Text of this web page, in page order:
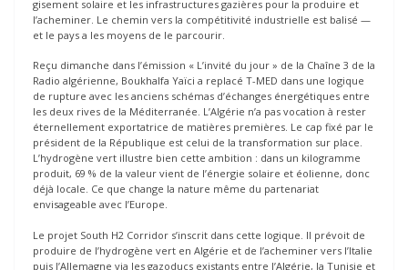
gisement solaire et les infrastructures gazières pour la produire et
l’acheminer. Le chemin vers la compétitivité industrielle est balisé —
et le pays a les moyens de le parcourir.
Reçu dimanche dans l’émission « L’invité du jour » de la Chaîne 3 de la
Radio algérienne, Boukhalfa Yaïci a replacé T-MED dans une logique
de rupture avec les anciens schémas d’échanges énergétiques entre
les deux rives de la Méditerranée. L’Algérie n’a pas vocation à rester
éternellement exportatrice de matières premières. Le cap fixé par le
président de la République est celui de la transformation sur place.
L’hydrogène vert illustre bien cette ambition : dans un kilogramme
produit, 69 % de la valeur vient de l’énergie solaire et éolienne, donc
déjà locale. Ce que change la nature même du partenariat
envisageable avec l’Europe.
Le projet South H2 Corridor s’inscrit dans cette logique. Il prévoit de
produire de l’hydrogène vert en Algérie et de l’acheminer vers l’Italie
puis l’Allemagne via les gazoducs existants entre l’Algérie, la Tunisie et